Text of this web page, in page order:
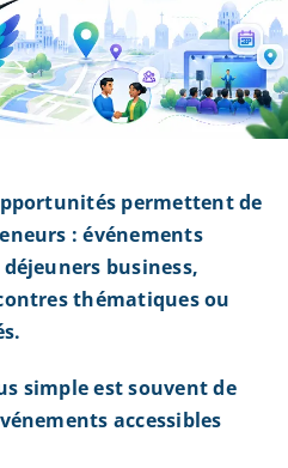
permettent de
: événements
business,
thématiques ou
simple est souvent de
accessibles